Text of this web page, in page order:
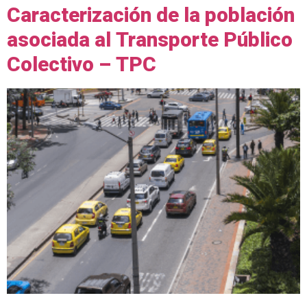
Caracterización de la población
asociada al Transporte Público
Colectivo – TPC